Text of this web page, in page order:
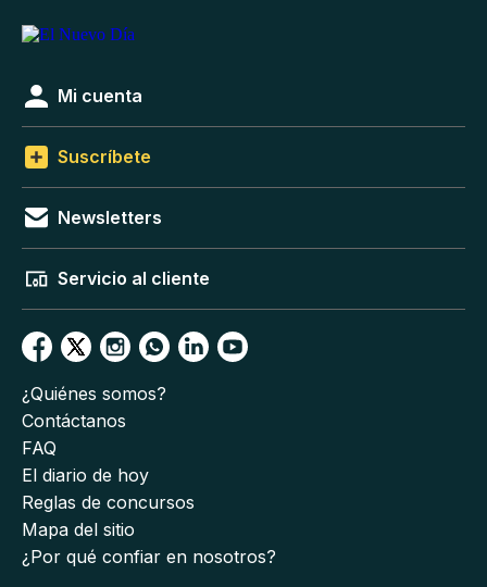
Mi cuenta
Suscríbete
Newsletters
Servicio al cliente
¿Quiénes somos?
Contáctanos
FAQ
El diario de hoy
Reglas de concursos
Mapa del sitio
¿Por qué confiar en nosotros?